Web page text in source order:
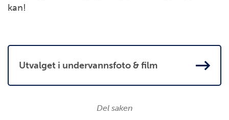
kan!
Utvalget i undervannsfoto & film
Del saken